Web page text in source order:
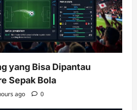
yang Bisa Dipantau
Sepak Bola
ago 0